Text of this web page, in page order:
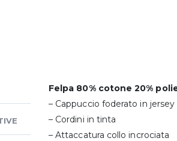
Felpa 80% cotone 20%
– Cappuccio foderato in jersey
– Cordini in tinta
– Attaccatura collo incrociata